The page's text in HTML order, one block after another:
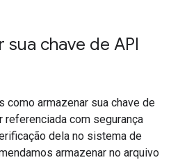
sua chave de API
como armazenar sua chave de
com segurança
dela no sistema de
armazenar no arquivo